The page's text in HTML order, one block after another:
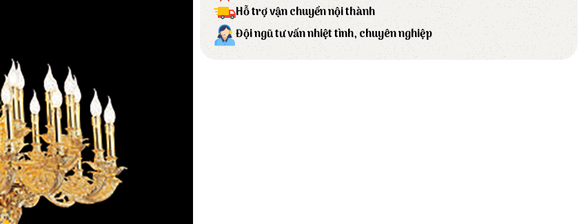
Hỗ trợ vận chuyển nội thành
Đội ngũ tư vấn nhiệt tình, chuyên nghiệp